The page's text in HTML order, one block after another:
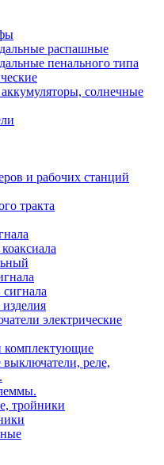
распашные
пенального типа
солнечные
и рабочих станций
тракта
электрические
комплектующие
реле,
тройники